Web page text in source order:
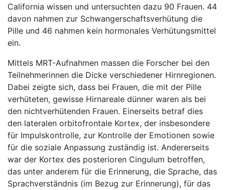
California wissen und untersuchten dazu 90 Frauen. 44
davon nahmen zur Schwangerschaftsverhütung die
Pille und 46 nahmen kein hormonales Verhütungsmittel
ein.
Mittels MRT-Aufnahmen massen die Forscher bei den
Teilnehmerinnen die Dicke verschiedener Hirnregionen.
Dabei zeigte sich, dass bei Frauen, die mit der Pille
verhüteten, gewisse Hirnareale dünner waren als bei
den nichtverhütenden Frauen. Einerseits betraf dies
den lateralen orbitofrontale Kortex, der insbesondere
für Impulskontrolle, zur Kontrolle der Emotionen sowie
für die soziale Anpassung zuständig ist. Andererseits
war der Kortex des posterioren Cingulum betroffen,
das unter anderem für die Erinnerung, die Sprache, das
Sprachverständnis (im Bezug zur Erinnerung), für das